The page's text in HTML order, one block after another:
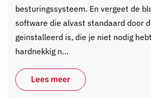
besturingssysteem. En vergeet de
software die alvast standaard door
geinstalleerd is, die je niet nodig
hardnekkig n…
Lees meer